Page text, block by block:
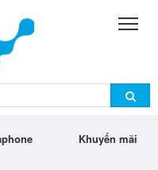
Khuyến mãi